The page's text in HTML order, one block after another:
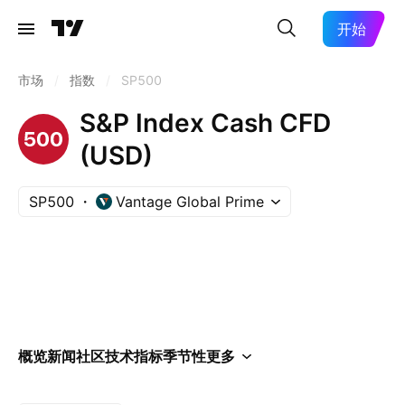
开始
市场 指数 SP500
S&P Index Cash CFD
(USD)
SP500 Vantage Global Prime
概览新闻社区技术指标季节性更多